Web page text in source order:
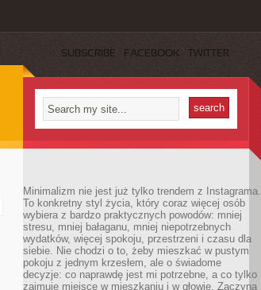
SUBSCRIBE FACEBOOK TWITTER
Minimalizm nie jest już tylko trendem z Instagrama.
To konkretny styl życia, który coraz więcej osób
wybiera z bardzo praktycznych powodów: mniej
stresu, mniej bałaganu, mniej niepotrzebnych
wydatków, więcej spokoju, przestrzeni i czasu dla
siebie. Nie chodzi o to, żeby mieszkać w pustym
pokoju z jednym krzesłem, ale o świadome
decyzje: co naprawdę jest mi potrzebne, a co tylko
zajmuje miejsce w mieszkaniu i w głowie. Zaczyna